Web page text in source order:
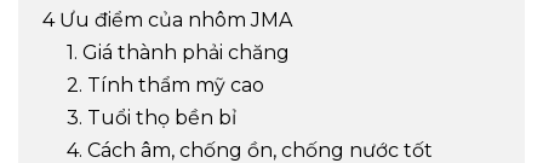
4 Ưu điểm của nhôm JMA
1. Giá thành phải chăng
2. Tính thẩm mỹ cao
3. Tuổi thọ bền bỉ
4. Cách âm, chống ồn, chống nước tốt